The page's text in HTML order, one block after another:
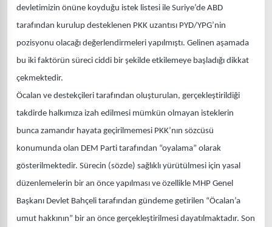
devletimizin önüne koyduğu istek listesi ile Suriye’de ABD
tarafından kurulup desteklenen PKK uzantısı PYD/YPG’nin
pozisyonu olacağı değerlendirmeleri yapılmıştı. Gelinen aşamada
bu iki faktörün süreci ciddi bir şekilde etkilemeye başladığı dikkat
çekmektedir.
Öcalan ve destekçileri tarafından oluşturulan, gerçekleştirildiği
takdirde halkımıza izah edilmesi mümkün olmayan isteklerin
bunca zamandır hayata geçirilmemesi PKK’nın sözcüsü
konumunda olan DEM Parti tarafından “oyalama” olarak
gösterilmektedir. Sürecin (sözde) sağlıklı yürütülmesi için yasal
düzenlemelerin bir an önce yapılması ve özellikle MHP Genel
Başkanı Devlet Bahçeli tarafından gündeme getirilen “Öcalan’a
umut hakkının” bir an önce gerçekleştirilmesi dayatılmaktadır. Son